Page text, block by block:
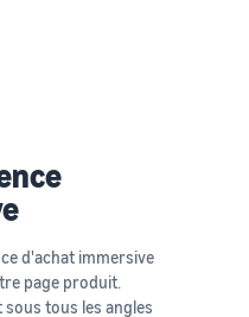
d'achat immersive
page produit.
tous les angles